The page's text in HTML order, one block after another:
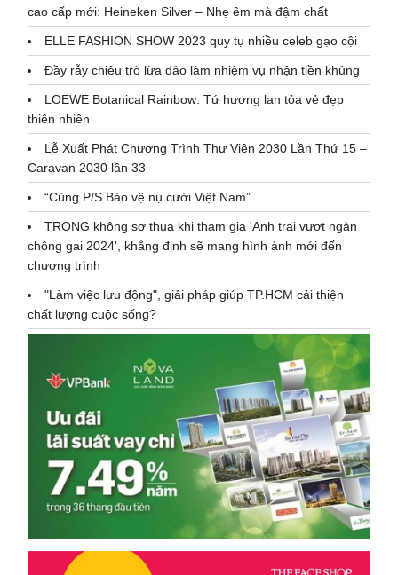
cao cấp mới: Heineken Silver – Nhẹ êm mà đậm chất
ELLE FASHION SHOW 2023 quy tụ nhiều celeb gạo cội
Đầy rẫy chiêu trò lừa đảo làm nhiệm vụ nhận tiền khủng
LOEWE Botanical Rainbow: Tứ hương lan tỏa vẻ đẹp
thiên nhiên
Lễ Xuất Phát Chương Trình Thư Viện 2030 Lần Thứ 15 –
Caravan 2030 lần 33
“Cùng P/S Bảo vệ nụ cười Việt Nam”
TRONG không sợ thua khi tham gia 'Anh trai vượt ngàn
chông gai 2024', khẳng định sẽ mang hình ảnh mới đến
chương trình
"Làm việc lưu động", giải pháp giúp TP.HCM cải thiện
chất lượng cuộc sống?